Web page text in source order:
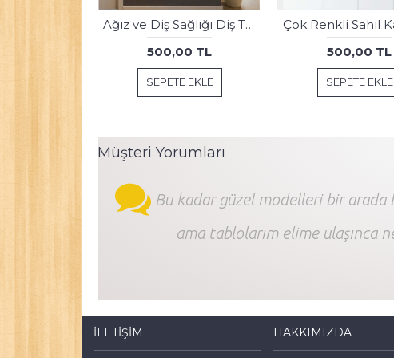
Pet Center Dekorasyon Veteriner Kliniği Tabloları kns-47
500,00 TL
SEPETE EKLE
500,00 TL
SEPETE EKLE
Müşteri Yorumları
Bu kadar güzel modelleri bir
ama tablolarım elime ulaşınca
İLETIŞIM HAKKIMIZDA